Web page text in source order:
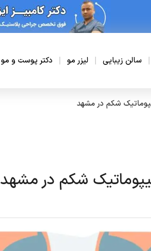
سالن زیبایی لیزر مو دکتر پوست و مو
شکم در مشهد
شکم در مشهد